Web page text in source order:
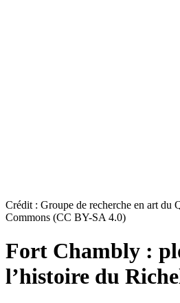
Crédit : Groupe de recherche en art du
Commons (CC BY-SA 4.0)
Fort Chambly :
l’histoire du